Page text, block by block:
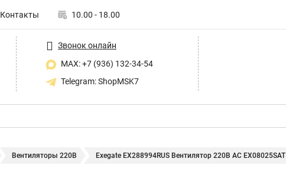
Контакты 10.00 - 18.00
Звонок онлайн
MAX: +7 (936) 132-34-54
Telegram: ShopMSK7
Вентиляторы 220В Exegate EX288994RUS Вентилятор 220В AC EX08025SAT